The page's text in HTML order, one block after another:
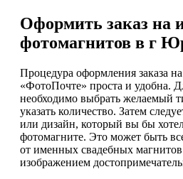
Оформить заказ на
фотомагнитов в г
Процедура оформления заказа
«ФотоПочте» проста и удобна.
необходимо выбрать желаемый
указать количество. Затем
или дизайн, который вы бы
фотомагните. Это может быть
от именных свадебных
изображением